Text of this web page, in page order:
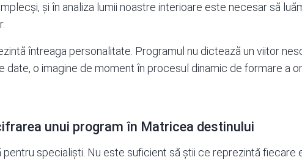
și în analiza lumii noastre interioare este necesar să
întreaga personalitate. Programul nu dictează un viitor
date, o imagine de moment în procesul dinamic de formare a
unui program în Matricea destinului
specialiști. Nu este suficient să știi ce reprezintă fiecare